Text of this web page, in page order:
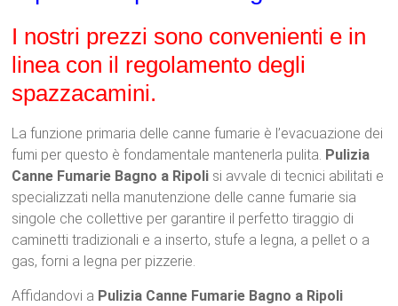
I nostri prezzi sono convenienti e in
linea con il regolamento degli
spazzacamini.
La funzione primaria delle canne fumarie è l’evacuazione dei
fumi per questo è fondamentale mantenerla pulita. Pulizia
Canne Fumarie Bagno a Ripoli si avvale di tecnici abilitati e
specializzati nella manutenzione delle canne fumarie sia
singole che collettive per garantire il perfetto tiraggio di
caminetti tradizionali e a inserto, stufe a legna, a pellet o a
gas, forni a legna per pizzerie.
Affidandovi a Pulizia Canne Fumarie Bagno a Ripoli